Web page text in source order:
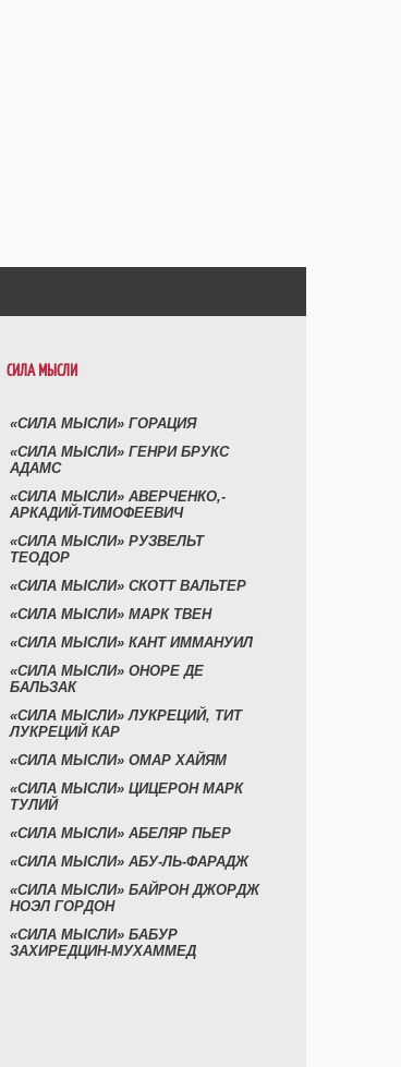
СИЛА МЫСЛИ
«СИЛА МЫСЛИ» ГОРАЦИЯ
«СИЛА МЫСЛИ» ГЕНРИ БРУКС
АДАМС
«СИЛА МЫСЛИ» АВЕРЧЕНКО,-
АРКАДИЙ-ТИМОФЕЕВИЧ
«СИЛА МЫСЛИ» РУЗВЕЛЬТ
ТЕОДОР
«СИЛА МЫСЛИ» СКОТТ ВАЛЬТЕР
«СИЛА МЫСЛИ» МАРК ТВЕН
«СИЛА МЫСЛИ» КАНТ ИММАНУИЛ
«СИЛА МЫСЛИ» ОНОРЕ ДЕ
БАЛЬЗАК
«СИЛА МЫСЛИ» ЛУКРЕЦИЙ, ТИТ
ЛУКРЕЦИЙ КАР
«СИЛА МЫСЛИ» ОМАР ХАЙЯМ
«СИЛА МЫСЛИ» ЦИЦЕРОН МАРК
ТУЛИЙ
«СИЛА МЫСЛИ» АБЕЛЯР ПЬЕР
«СИЛА МЫСЛИ» АБУ-ЛЬ-ФАРАДЖ
«СИЛА МЫСЛИ» БАЙРОН ДЖОРДЖ
НОЭЛ ГОРДОН
«СИЛА МЫСЛИ» БАБУР
ЗАХИРЕДЦИН-МУХАММЕД